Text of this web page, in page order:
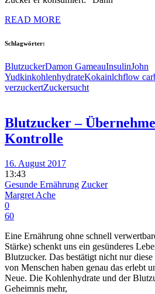
READ MORE
Schlagwörter:
BlutzuckerDamon GameauInsulinJohn
YudkinkohlenhydrateKokainlchflow
verzuckertZuckersucht
Blutzucker –
Kontrolle
16. August 2017
13:43
Gesunde Ernährung Zucker
Margret Ache
0
60
Eine Ernährung ohne schnell
Stärke) schenkt uns ein gesünderes
Blutzucker. Das bestätigt nicht nur
von Menschen haben genau das erlebt
Neue. Die Kohlenhydrate und der
Geheimnis mehr,